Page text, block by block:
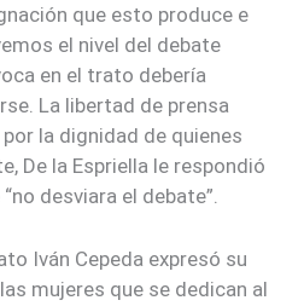
que esto produce e
el nivel del debate
en el trato debería
La libertad de prensa
la dignidad de quienes
De la Espriella le respondió
desviara el debate”.
Iván Cepeda expresó su
mujeres que se dedican al